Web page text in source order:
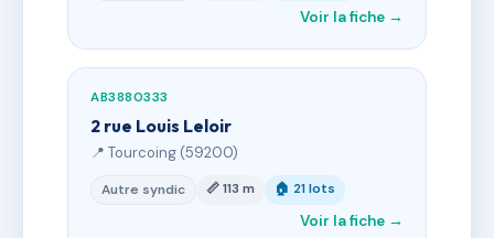
Voir la fiche →
AB3880333
2 rue Louis Leloir
📍 Tourcoing (59200)
Autre syndic 📏 113 m 🏠 21 lots
Voir la fiche →